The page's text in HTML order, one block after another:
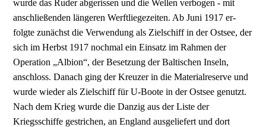
wurde das Ruder abgerissen und die Wellen verbogen - mit
anschließenden längeren Werftliegezeiten. Ab Juni 1917 er­
folgte zunächst die Verwendung als Zielschiff in der Ostsee, der
sich im Herbst 1917 nochmal ein Einsatz im Rahmen der
Operation „Albion“, der Besetzung der Baltischen Inseln,
anschloss. Da­nach ging der Kreuzer in die Materialreserve und
wurde wieder als Zielschiff für U-Boote in der Ostsee genutzt.
Nach dem Krieg wurde die Danzig aus der Liste der
Kriegsschiffe gestrichen, an England ausgeliefert und dort